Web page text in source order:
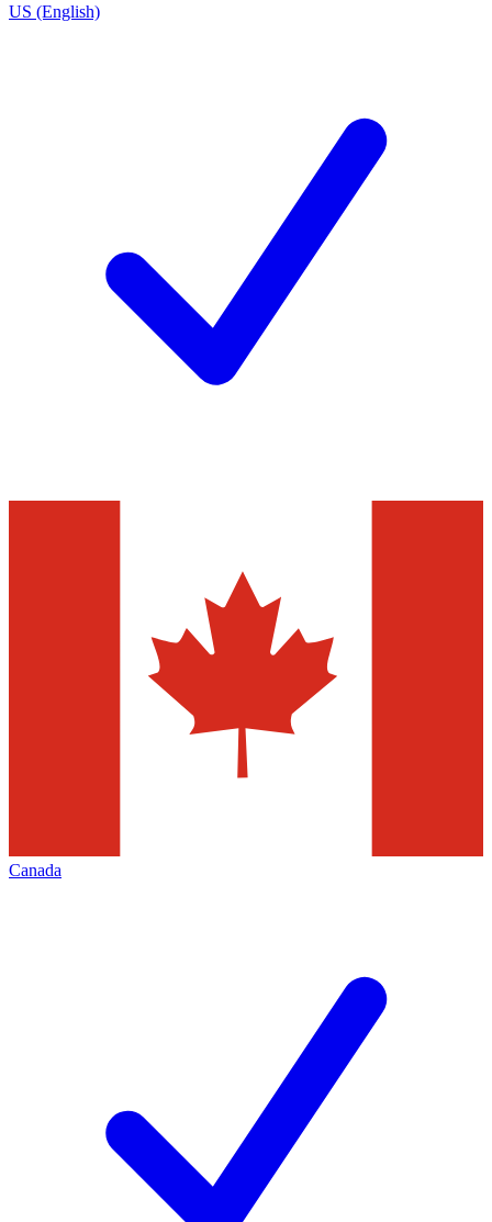
US (English)
Canada